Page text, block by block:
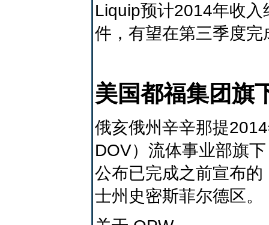
Liquip预计2014年收
件，有望在第三季度
美国都福集团旗
俄亥俄州辛辛那提
DOV）流体事业部旗
公布已完成之前宣布
士州史密斯菲尔德区。